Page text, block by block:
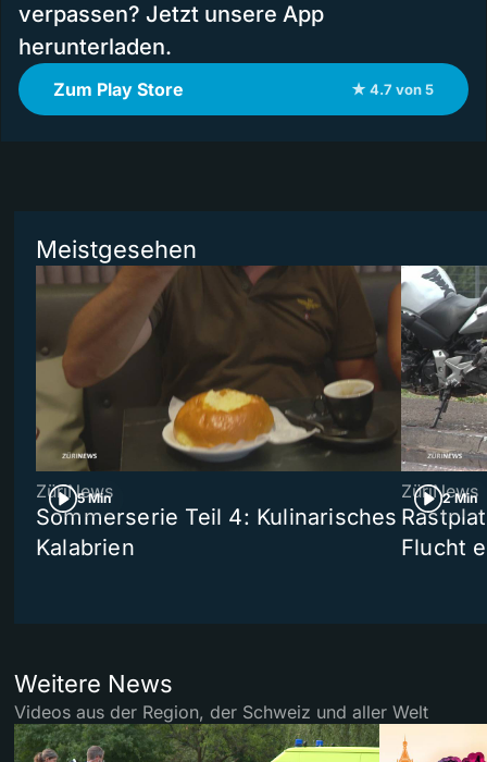
verpassen? Jetzt unsere App
herunterladen.
Zum Play Store ★ 4.7 von 5
Meistgesehen
5 Min
ZüriNews
Sommerserie Teil 4: Kulinarisches
Kalabrien
2 Min
ZüriNews
Flucht
Weitere News
Videos aus der Region, der Schweiz und aller Welt